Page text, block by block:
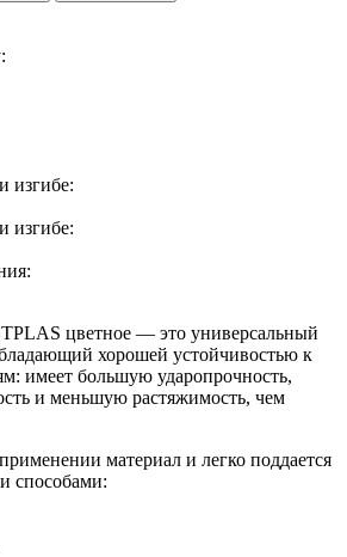
изгибе:
изгибе:
цветное — это универсальный
хорошей устойчивостью к
имеет большую ударопрочность,
и меньшую растяжимость, чем
материал и легко поддается
способами: